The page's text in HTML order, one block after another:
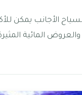
الأجانب يمكن
المائية